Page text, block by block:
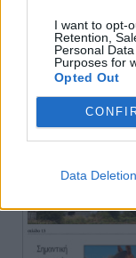
I want to opt-
Retention,
Personal
Purposes for
Opted Out
Data Deletion